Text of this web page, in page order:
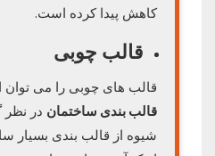
کاهش پیدا کرده است.
قالب چوبی
قالب های چوبی را می توان
قالب بندی ساختمان در
شیوه از قالب بندی بسیار